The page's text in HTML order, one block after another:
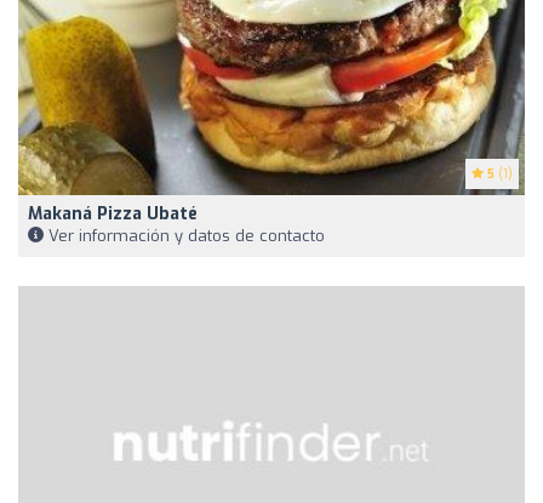
5 (1)
Makaná Pizza Ubaté
Ver información y datos de contacto